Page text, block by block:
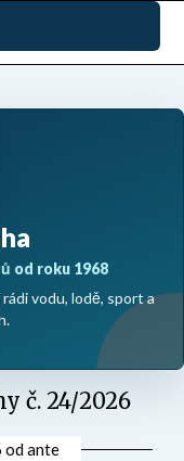
od roku 1968
vodu, lodě, sport a
č. 24/2026
odante